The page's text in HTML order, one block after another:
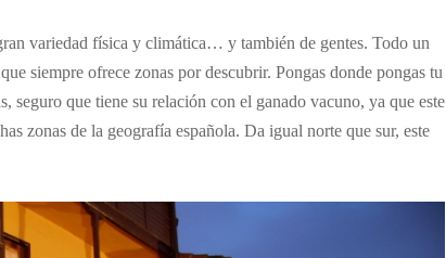
variedad física y climática… y también de gentes. Todo un
siempre ofrece zonas por descubrir. Pongas donde pongas tu
seguro que tiene su relación con el ganado vacuno, ya que este
zonas de la geografía española. Da igual norte que sur, este